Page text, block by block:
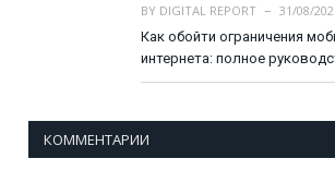
BY DIGITAL REPORT
31/08/
Как обойти ограничения
интернета: полное
КОММЕНТАРИИ